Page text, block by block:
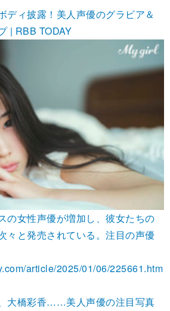
ディ披露！美人声優のグラビア＆
| RBB TODAY
の女性声優が増加し、彼女たちの
々と発売されている。注目の声優
article/2025/01/06/225661.htm
大橋彩香……美人声優の注目写真